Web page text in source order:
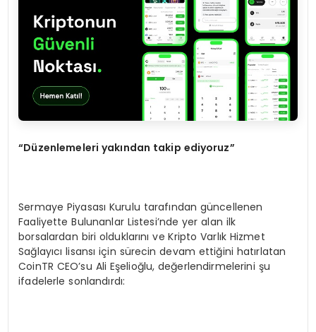
“Düzenlemeleri yakından takip ediyoruz”
Sermaye Piyasası Kurulu tarafından güncellenen
Faaliyette Bulunanlar Listesi’nde yer alan ilk
borsalardan biri olduklarını ve Kripto Varlık Hizmet
Sağlayıcı lisansı için sürecin devam ettiğini hatırlatan
CoinTR CEO’su Ali Eşelioğlu, değerlendirmelerini şu
ifadelerle sonlandırdı: